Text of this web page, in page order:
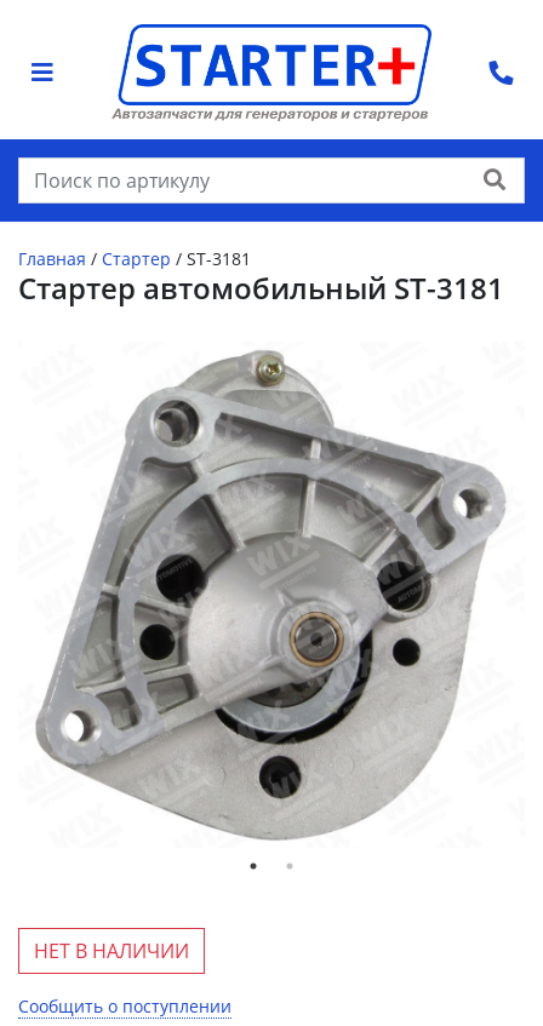
Найти
Главная / Стартер / ST-3181
Стартер автомобильный ST-3181
НЕТ В НАЛИЧИИ
Сообщить о поступлении